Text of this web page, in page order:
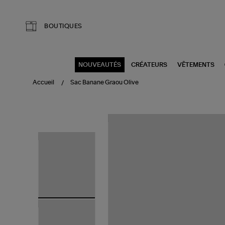
BOUTIQUES
NOUVEAUTÉS CRÉATEURS VÊTEMENTS
Accueil Sac Banane Graou Olive